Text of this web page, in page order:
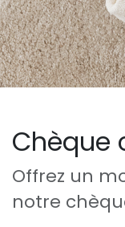
Chèque
Offrez un
notre